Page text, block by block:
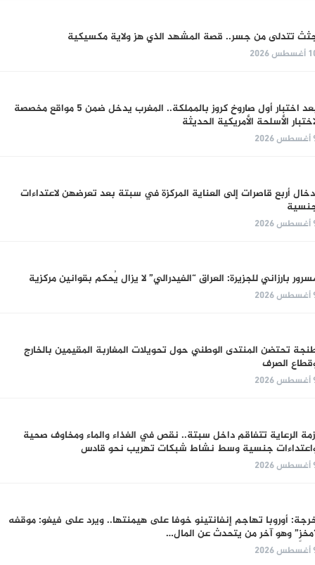
تتدلى من جسر.. قصة المشهد الذي هز ولاية مكسيكية
2026
بعد اختبار أول صاروخ كروز بالمملكة.. المغرب يدخل ضمن 5 مواقع مخصصة
الأسلحة الأمريكية الحديثة
أربع قاصرات إلى العناية المركزة في سبتة بعد تعرضهن لاعتداءات
بارزاني للجزيرة: العراق “الفيدرالي” لا يزال يُحكم بقوانين مركزية
تحتضن المنتدى الوطني حول تحويلات المغاربة المقيمين بالخارج
الصرف
الرعاية تتفاقم داخل سبتة.. نقص في الغذاء والماء ومخاوف صحية
جنسية وسط نشاط شبكات تهريب نحو قادس
أوروبا تهاجم إنفانتينو خوفا على هيمنتها.. ويرد على فيغو: موقفه
وهو آخر من يتحدث عن المال…